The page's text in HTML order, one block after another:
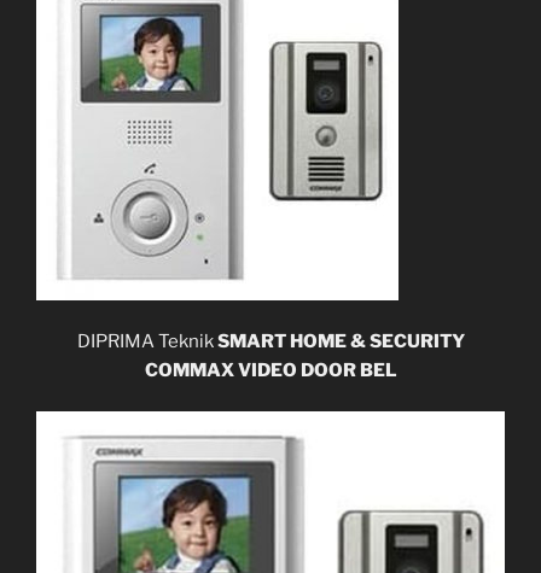
DIPRIMA TeknikSMART HOME & SECURITY
COMMAX VIDEO DOOR BEL